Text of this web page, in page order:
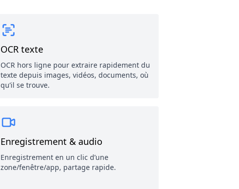
OCR texte
OCR hors ligne pour extraire rapidement du
texte depuis images, vidéos, documents, où
qu’il se trouve.
Enregistrement & audio
Enregistrement en un clic d’une
zone/fenêtre/app, partage rapide.